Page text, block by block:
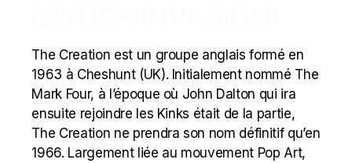
The Creation est un groupe anglais formé en
1963 à Cheshunt (UK). Initialement nommé The
Mark Four, à l’époque où John Dalton qui ira
ensuite rejoindre les Kinks était de la partie,
The Creation ne prendra son nom définitif qu’en
1966. Largement liée au mouvement Pop Art,